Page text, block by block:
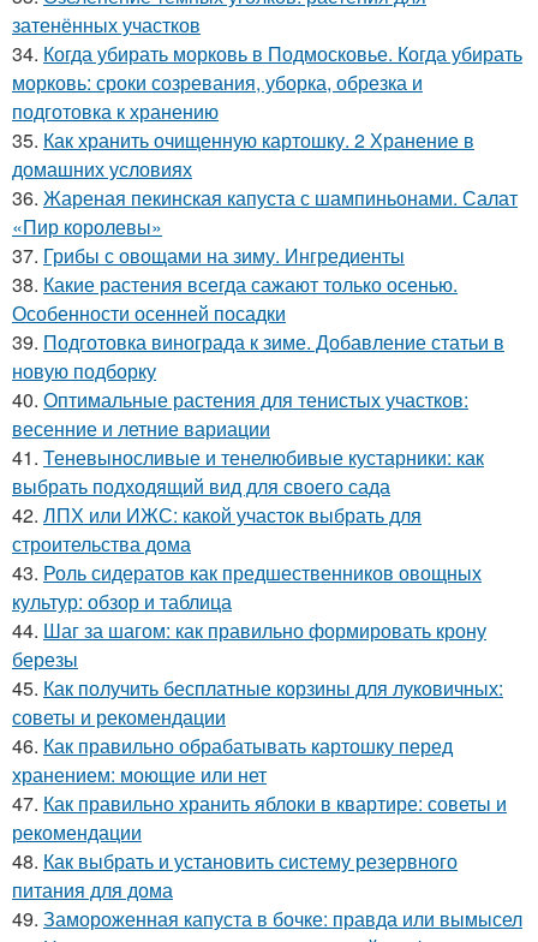
затенённых участков
34. Когда убирать морковь в Подмосковье. Когда убирать
морковь: сроки созревания, уборка, обрезка и
подготовка к хранению
35. Как хранить очищенную картошку. 2 Хранение в
домашних условиях
36. Жареная пекинская капуста с шампиньонами. Салат
«Пир королевы»
37. Грибы с овощами на зиму. Ингредиенты
38. Какие растения всегда сажают только осенью.
Особенности осенней посадки
39. Подготовка винограда к зиме. Добавление статьи в
новую подборку
40. Оптимальные растения для тенистых участков:
весенние и летние вариации
41. Теневыносливые и тенелюбивые кустарники: как
выбрать подходящий вид для своего сада
42. ЛПХ или ИЖС: какой участок выбрать для
строительства дома
43. Роль сидератов как предшественников овощных
культур: обзор и таблица
44. Шаг за шагом: как правильно формировать крону
березы
45. Как получить бесплатные корзины для луковичных:
советы и рекомендации
46. Как правильно обрабатывать картошку перед
хранением: моющие или нет
47. Как правильно хранить яблоки в квартире: советы и
рекомендации
48. Как выбрать и установить систему резервного
питания для дома
49. Замороженная капуста в бочке: правда или вымысел